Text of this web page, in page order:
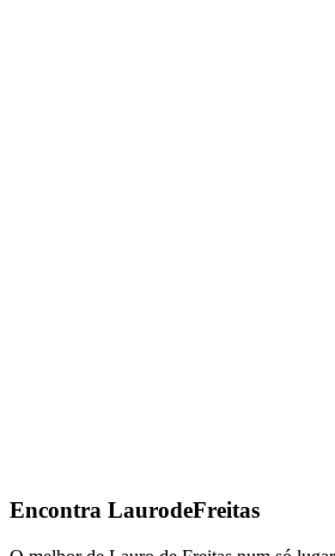
Encontra LaurodeFreitas